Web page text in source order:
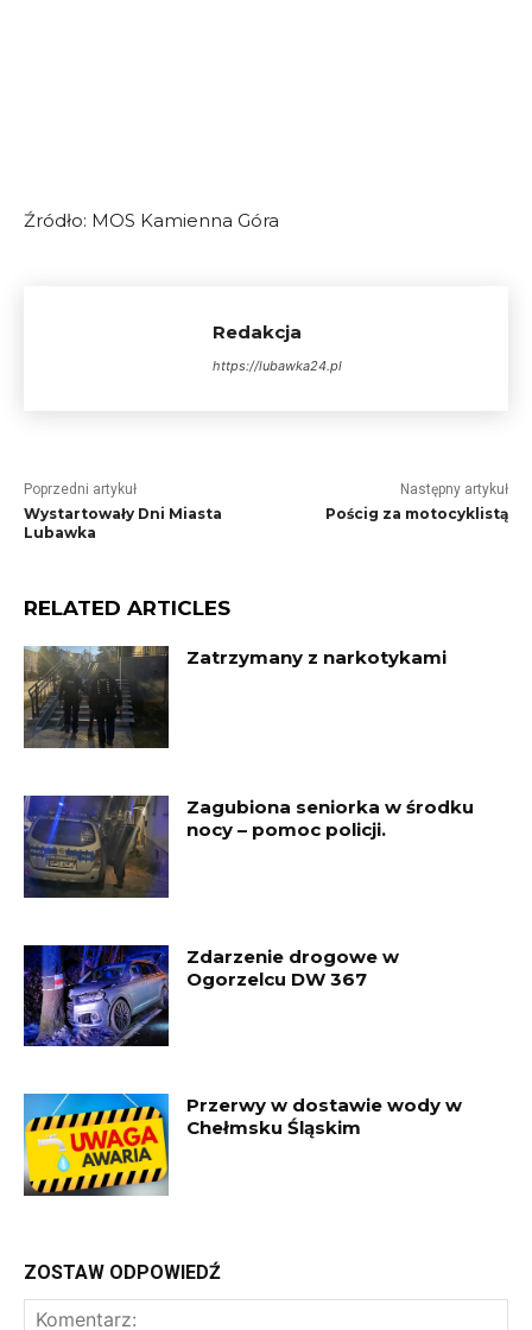
Źródło: MOS Kamienna Góra
Redakcja
https://lubawka24.pl
Poprzedni artykuł
Wystartowały Dni Miasta
Lubawka
Następny artykuł
Pościg za motocyklistą
RELATED ARTICLES
Zatrzymany z narkotykami
Zagubiona seniorka w środku
nocy – pomoc policji.
Zdarzenie drogowe w
Ogorzelcu DW 367
Przerwy w dostawie wody w
Chełmsku Śląskim
ZOSTAW ODPOWIEDŹ